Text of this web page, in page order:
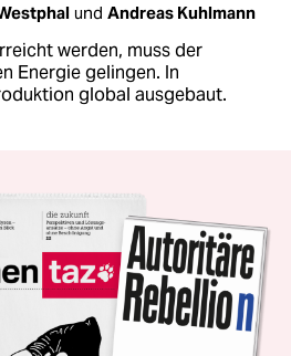
und Andreas Kuhlmann
werden, muss der
Energie gelingen. In
global ausgebaut.